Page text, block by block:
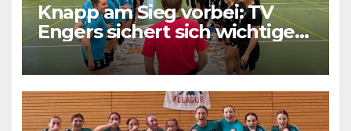
Knapp am Sieg vorbei: TV
Engers sichert sich wichtigen
Punkt